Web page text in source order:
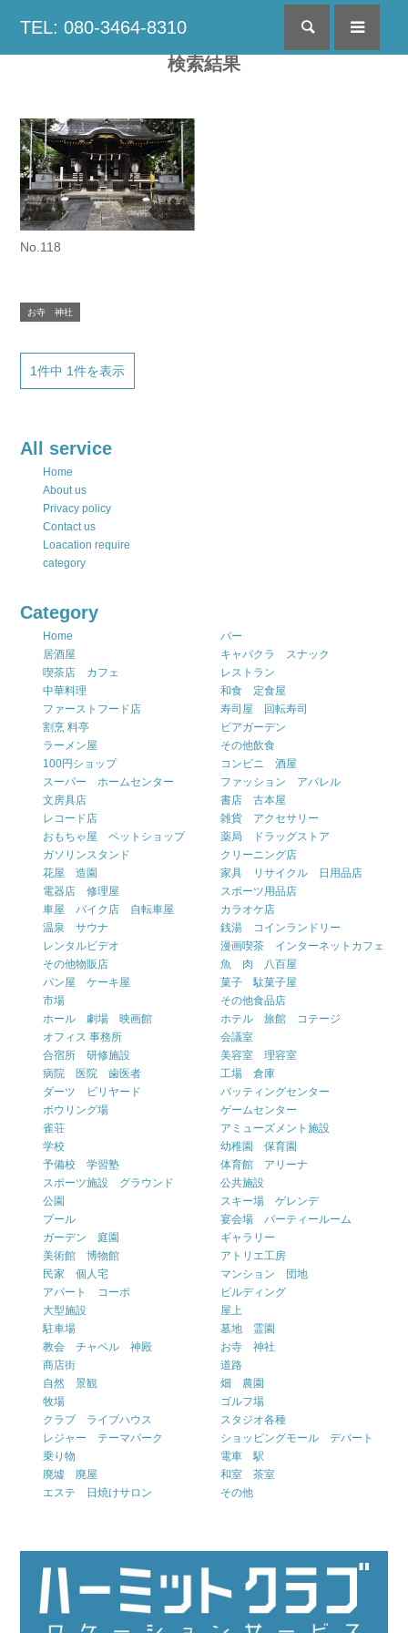
TEL: 080-3464-8310 検索
検索結果
No.118
お寺 神社
1件中 1件を表示
All service
Home
About us
Privacy policy
Contact us
Loacation require
category
Category
Home
バー
居酒屋
キャバクラ スナック
喫茶店 カフェ
レストラン
中華料理
和食 定食屋
ファーストフード店
寿司屋 回転寿司
割烹 料亭
ビアガーデン
ラーメン屋
その他飲食
100円ショップ
コンビニ 酒屋
スーパー ホームセンター
ファッション アパレル
文房具店
書店 古本屋
レコード店
雑貨 アクセサリー
おもちゃ屋 ペットショップ
薬局 ドラッグストア
ガソリンスタンド
クリーニング店
花屋 造園
家具 リサイクル 日用品店
電器店 修理屋
スポーツ用品店
車屋 バイク店 自転車屋
カラオケ店
温泉 サウナ
銭湯 コインランドリー
レンタルビデオ
漫画喫茶 インターネットカフェ
その他物販店
魚 肉 八百屋
パン屋 ケーキ屋
菓子 駄菓子屋
市場
その他食品店
ホール 劇場 映画館
ホテル 旅館 コテージ
オフィス 事務所
会議室
合宿所 研修施設
美容室 理容室
病院 医院 歯医者
工場 倉庫
ダーツ ビリヤード
バッティングセンター
ボウリング場
ゲームセンター
雀荘
アミューズメント施設
学校
幼稚園 保育園
予備校 学習塾
体育館 アリーナ
スポーツ施設 グラウンド
公共施設
公園
スキー場 ゲレンデ
プール
宴会場 パーティールーム
ガーデン 庭園
ギャラリー
美術館 博物館
アトリエ工房
民家 個人宅
マンション 団地
アパート コーポ
ビルディング
大型施設
屋上
駐車場
墓地 霊園
教会 チャペル 神殿
お寺 神社
商店街
道路
自然 景観
畑 農園
牧場
ゴルフ場
クラブ ライブハウス
スタジオ各種
レジャー テーマパーク
ショッピングモール デパート
乗り物
電車 駅
廃墟 廃屋
和室 茶室
エステ 日焼けサロン
その他